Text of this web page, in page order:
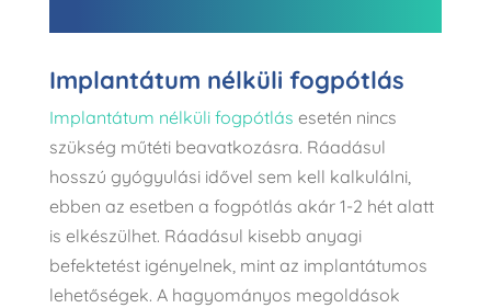
Implantátum nélküli fogpótlás
Implantátum nélküli fogpótlás esetén nincs
szükség műtéti beavatkozásra. Ráadásul
hosszú gyógyulási idővel sem kell kalkulálni,
ebben az esetben a fogpótlás akár 1-2 hét alatt
is elkészülhet. Ráadásul kisebb anyagi
befektetést igényelnek, mint az implantátumos
lehetőségek. A hagyományos megoldások